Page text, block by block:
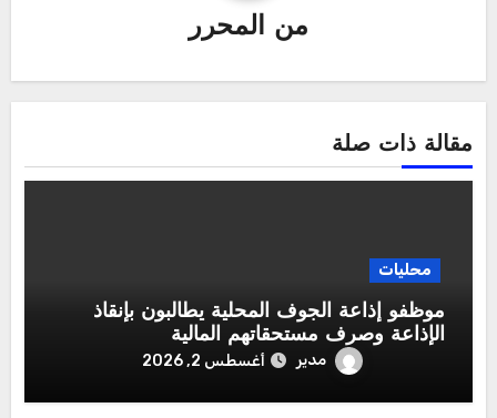
من المحرر
مقالة ذات صلة
محليات
موظفو إذاعة الجوف المحلية يطالبون بإنقاذ
الإذاعة وصرف مستحقاتهم المالية
مدير أغسطس 2, 2026